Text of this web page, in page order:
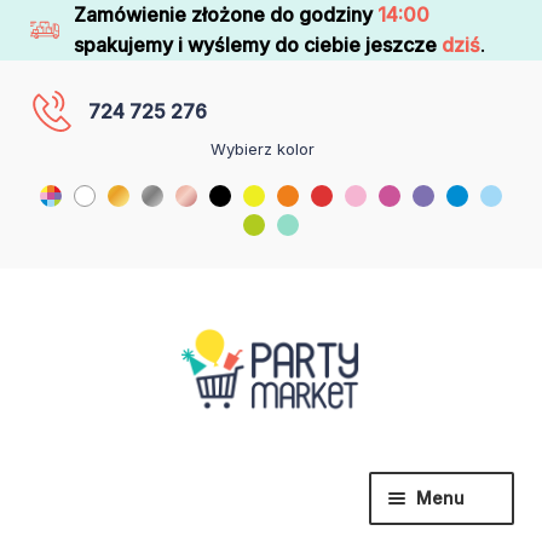
Zamówienie złożone do godziny 14:00
spakujemy i wyślemy do ciebie jeszcze dziś.
724 725 276
Wybierz kolor
Menu